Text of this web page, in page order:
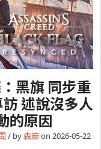
黑旗 同步重
述說沒多人
的原因
/ by森麻on 2026-05-22